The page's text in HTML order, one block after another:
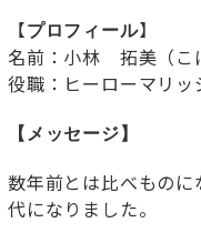
【プロフィール】
名前：小林 拓美（こ
役職：ヒーローマリ
【メッセージ】
数年前とは比べもの
代になりました。